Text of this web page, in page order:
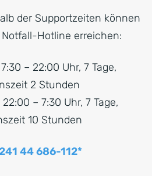
der Supportzeiten können
Hotline erreichen:
– 22:00 Uhr, 7 Tage,
2 Stunden
– 7:30 Uhr, 7 Tage,
10 Stunden
44 686-112*